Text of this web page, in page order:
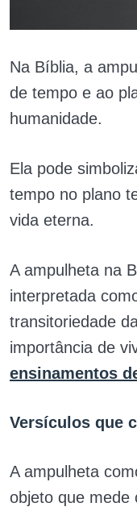
Na Bíblia, a
de tempo e ao
humanidade.
Ela pode
tempo no plano
vida eterna.
A ampulheta na
interpretada
transitoriedade
importância de
ensinamentos
Versículos que
A ampulheta
objeto que mede